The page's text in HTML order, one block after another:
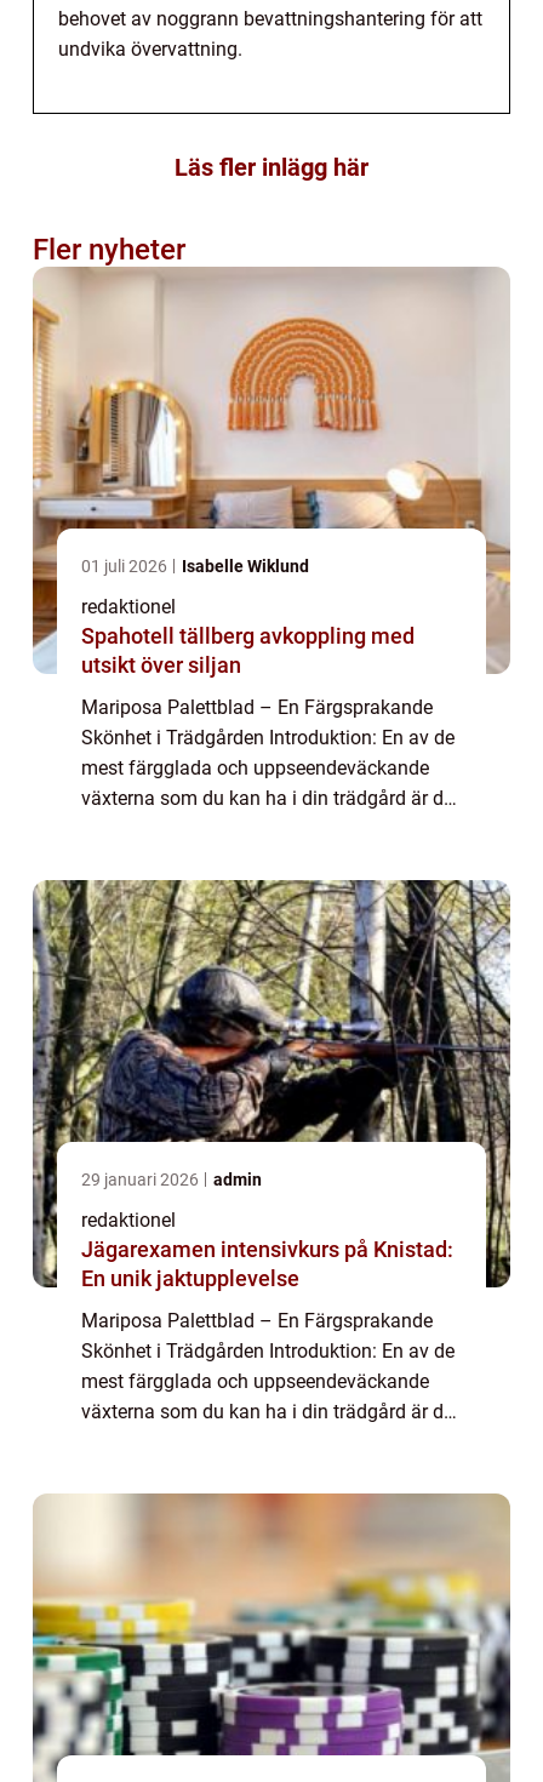
behovet av noggrann bevattningshantering för att
undvika övervattning.
Läs fler inlägg här
Fler nyheter
01 juli 2026 Isabelle Wiklund
redaktionel
Spahotell tällberg avkoppling med
utsikt över siljan
Mariposa Palettblad – En Färgsprakande
Skönhet i Trädgården Introduktion: En av de
mest färgglada och uppseendeväckande
växterna som du kan ha i din trädgård är det
29 januari 2026 admin
redaktionel
Jägarexamen intensivkurs på Knistad:
En unik jaktupplevelse
Mariposa Palettblad – En Färgsprakande
Skönhet i Trädgården Introduktion: En av de
mest färgglada och uppseendeväckande
växterna som du kan ha i din trädgård är det